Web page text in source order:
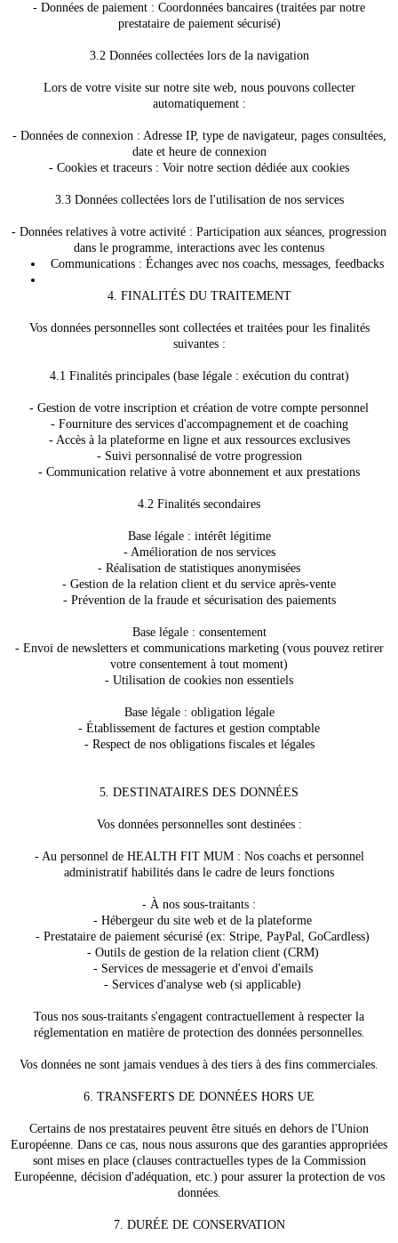
- Données de paiement : Coordonnées bancaires (traitées par notre
prestataire de paiement sécurisé)
3.2 Données collectées lors de la navigation
Lors de votre visite sur notre site web, nous pouvons collecter
automatiquement :
- Données de connexion : Adresse IP, type de navigateur, pages consultées,
date et heure de connexion
- Cookies et traceurs : Voir notre section dédiée aux cookies
3.3 Données collectées lors de l'utilisation de nos services
- Données relatives à votre activité : Participation aux séances, progression
dans le programme, interactions avec les contenus
Communications : Échanges avec nos coachs, messages, feedbacks
4. FINALITÉS DU TRAITEMENT
Vos données personnelles sont collectées et traitées pour les finalités
suivantes :
4.1 Finalités principales (base légale : exécution du contrat)
- Gestion de votre inscription et création de votre compte personnel
- Fourniture des services d'accompagnement et de coaching
- Accès à la plateforme en ligne et aux ressources exclusives
- Suivi personnalisé de votre progression
- Communication relative à votre abonnement et aux prestations
4.2 Finalités secondaires
Base légale : intérêt légitime
- Amélioration de nos services
- Réalisation de statistiques anonymisées
- Gestion de la relation client et du service après-vente
- Prévention de la fraude et sécurisation des paiements
Base légale : consentement
- Envoi de newsletters et communications marketing (vous pouvez retirer
votre consentement à tout moment)
- Utilisation de cookies non essentiels
Base légale : obligation légale
- Établissement de factures et gestion comptable
- Respect de nos obligations fiscales et légales
5. DESTINATAIRES DES DONNÉES
Vos données personnelles sont destinées :
- Au personnel de HEALTH FIT MUM : Nos coachs et personnel
administratif habilités dans le cadre de leurs fonctions
- À nos sous-traitants :
- Hébergeur du site web et de la plateforme
- Prestataire de paiement sécurisé (ex: Stripe, PayPal, GoCardless)
- Outils de gestion de la relation client (CRM)
- Services de messagerie et d'envoi d'emails
- Services d'analyse web (si applicable)
Tous nos sous-traitants s'engagent contractuellement à respecter la
réglementation en matière de protection des données personnelles.
Vos données ne sont jamais vendues à des tiers à des fins commerciales.
6. TRANSFERTS DE DONNÉES HORS UE
Certains de nos prestataires peuvent être situés en dehors de l'Union
Européenne. Dans ce cas, nous nous assurons que des garanties appropriées
sont mises en place (clauses contractuelles types de la Commission
Européenne, décision d'adéquation, etc.) pour assurer la protection de vos
données.
7. DURÉE DE CONSERVATION